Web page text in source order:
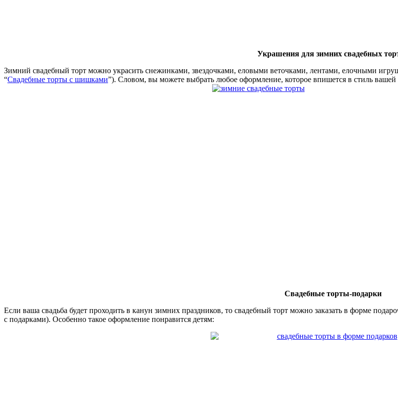
Украшения для зимних свадебных
Зимний свадебный торт можно украсить снежинками, звездочками, еловыми веточками, лентами, елочными
“Свадебные торты с шишками”). Словом, вы можете выбрать любое оформление, которое впишется в стиль вашей
Свадебные торты-подарки
Если ваша свадьба будет проходить в канун зимних праздников, то свадебный торт можно заказать в форме
с подарками). Особенно такое оформление понравится детям: